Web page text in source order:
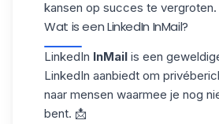
kansen op succes te vergroten.
Wat is een LinkedIn InMail?
LinkedIn InMail is een
LinkedIn aanbiedt om
naar mensen waarmee je nog
bent. 📩